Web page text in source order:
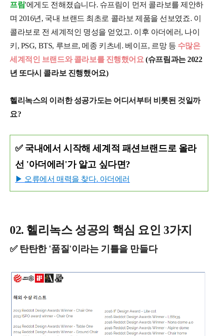
프림'에게도 전해졌습니다. 슈프림이 먼저 콜라보를 제안하
며 2016년, 국내 브랜드 최초로 콜라보 제품을 선보였죠. 이
콜라보로 전 세계적인 명성을 얻었고. 이후 아더에러, 나이
키, PSG, BTS, 루브르, 메종 키츠네. 베이프, 르망 등 수많은
세계적인 브랜드와 콜라보를 진행했어요(슈프림과는 2022
년 또다시 콜라보 진행했어요)
헬리녹스의 이러한 성공가도는 어디서부터 비롯된 것일까
요?
✅ 국내에서 시작해 세계적 패션브랜드로 올라
선 '아더에러'가 알고 싶다면?
▶ 오류에서 매력을 찾다. 아더에러
02. 헬리녹스 성공의 핵심 요인 3가지
✅ 탄탄한 '품질'이라는 기틀을 만들다